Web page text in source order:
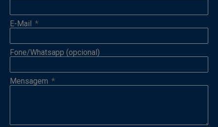
E-Mail
Fone/Whatsapp (opcional)
Mensagem